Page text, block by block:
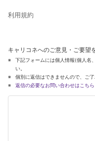
利用規約
キャリコネへのご意見・ご要望
下記フォームには個人情報(個人名
い。
個別に返信はできませんので、ご了
返信の必要なお問い合わせはこちら